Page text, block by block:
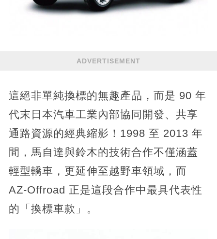
ADVERTISEMENT
這絕非單純換標的無趣產品，而是 90 年
代末日本汽車工業內部協同開發、共享
通路資源的經典縮影！1998 至 2013 年
間，馬自達與鈴木的技術合作不僅涵蓋
輕型轎車，更延伸至越野車領域，而
AZ-Offroad 正是這段合作中最具代表性
的「換標車款」。